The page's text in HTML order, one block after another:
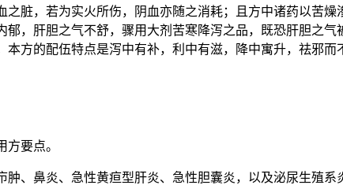
脏，若为实火所伤，阴血亦随之消耗；且方中诸药以苦燥
，肝胆之气不舒，骤用大剂苦寒降泻之品，既恐肝胆之气
方的配伍特点是泻中有补，利中有滋，降中寓升，祛邪而
要点。
、鼻炎、急性黄疸型肝炎、急性胆囊炎，以及泌尿生殖系